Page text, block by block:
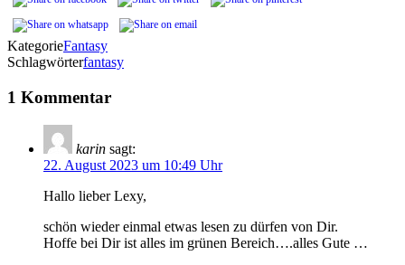
KategorieFantasy
Schlagwörterfantasy
1 Kommentar
karin sagt:
22. August 2023 um 10:49 Uhr
Hallo lieber Lexy,
schön wieder einmal etwas lesen zu dürfen von Dir.
Hoffe bei Dir ist alles im grünen Bereich….alles Gute …